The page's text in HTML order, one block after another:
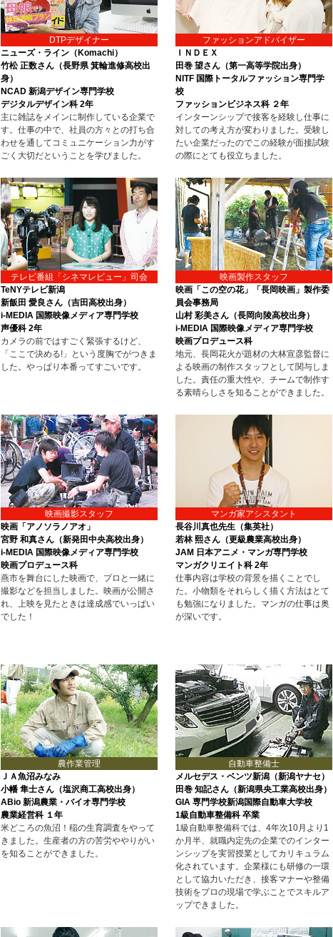
DTPデザイナー
ニューズ・ライン（Komachi）
竹松 正数さん（長野県 箕輪進修高校出
身）
NCAD 新潟デザイン専門学校
デジタルデザイン科 2年
主に雑誌をメインに制作している企業で
す。仕事の中で、社員の方々との打ち合
わせを通してコミュニケーション力がす
ごく大切だということを学びました。
ファッションアドバイザー
ＩＮＤＥＸ
田巻 望さん（第一高等学院出身）
NITF 国際トータルファッション専門学
校
ファッションビジネス科 ２年
インターンシップで接客を経験し仕事に
対しての考え方が変わりました。受験し
たい企業だったのでこの経験が面接試験
の際にとても役立ちました。
テレビ番組「シネマレビュー」司会
TeNYテレビ新潟
新飯田 愛良さん（吉田高校出身）
i-MEDIA 国際映像メディア専門学校
声優科 2年
カメラの前ではすごく緊張するけど、
「ここで決める!」という度胸でがつきま
した。やっぱり本番ってすごいです。
映画製作スタッフ
映画「この空の花」「長岡映画」製作委
員会事務局
山村 彩美さん（長岡向陵高校出身）
i-MEDIA 国際映像メディア専門学校
映画プロデュース科
地元、長岡花火が題材の大林宣彦監督に
よる映画の制作スタッフとして関与しま
した。責任の重大性や、チームで制作す
る素晴らしさを知ることができました。
映画撮影スタッフ
映画「アノソラノアオ」
宮野 和真さん（新発田中央高校出身）
i-MEDIA 国際映像メディア専門学校
映画プロデュース科
燕市を舞台にした映画で、プロと一緒に
撮影などを担当しました。映画が公開さ
れ、上映を見たときは達成感でいっぱい
でした！
マンガ家アシスタント
長谷川真也先生（集英社）
若林 熙さん（更級農業高校出身）
JAM 日本アニメ・マンガ専門学校
マンガクリエイト科 2年
仕事内容は学校の背景を描くことでし
た。小物類をそれらしく描く方法はとて
も勉強になりました。マンガの仕事は奥
が深いです。
農作業管理
ＪＡ魚沼みなみ
小幡 隼士さん（塩沢商工高校出身）
ABio 新潟農業・バイオ専門学校
農業経営科 １年
米どころの魚沼！稲の生育調査をやって
きました。生産者の方の苦労ややりがい
を知ることができました。
自動車整備士
メルセデス・ベンツ新潟（新潟ヤナセ）
田巻 知記さん（新潟県央工業高校出身）
GIA 専門学校新潟国際自動車大学校
1級自動車整備科 卒業
1級自動車整備科では、4年次10月より1
か月半、就職内定先の企業でのインター
ンシップを実習授業としてカリキュラム
化されています。企業様にも研修の一環
として協力いただき、接客マナーや整備
技術をプロの現場で学ぶことでスキルア
ップできました。